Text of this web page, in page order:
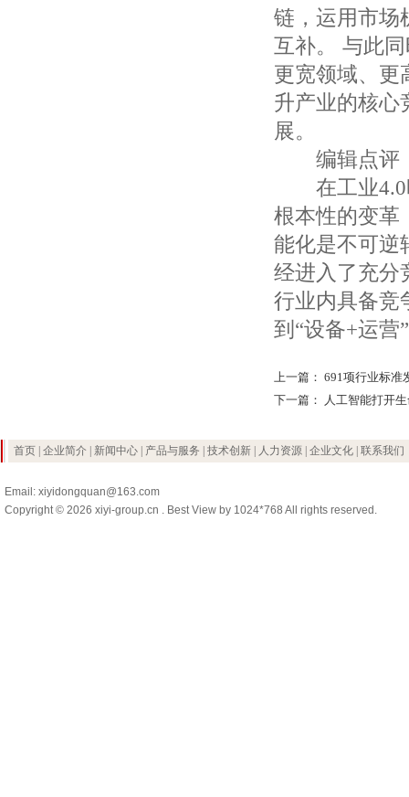
链，运用市场
互补。 与此
更宽领域、更
升产业的核心
展。
编辑点评
在工业4.0
根本性的变革
能化是不可逆
经进入了充分
行业内具备竞
到“设备+运营
上一篇： 691项行业标准
下一篇：
人工智能打开
首页 企业简介 新闻中心 产品与服务 技术创新 人力资源 企业文化 联系我们
Email: xiyidongquan@163.com
Copyright © 2026 xiyi-group.cn . Best View by 1024*768 All rights reserved.